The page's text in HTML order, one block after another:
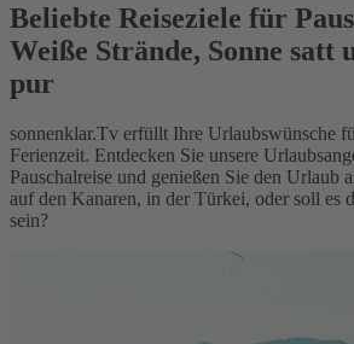
Beliebte Reiseziele für
Weiße Strände, Sonne satt
pur
sonnenklar.Tv erfüllt Ihre Urlaubswünsche
Ferienzeit. Entdecken Sie unsere
Pauschalreise und genießen Sie den Urlaub
auf den Kanaren, in der Türkei, oder soll es
sein?